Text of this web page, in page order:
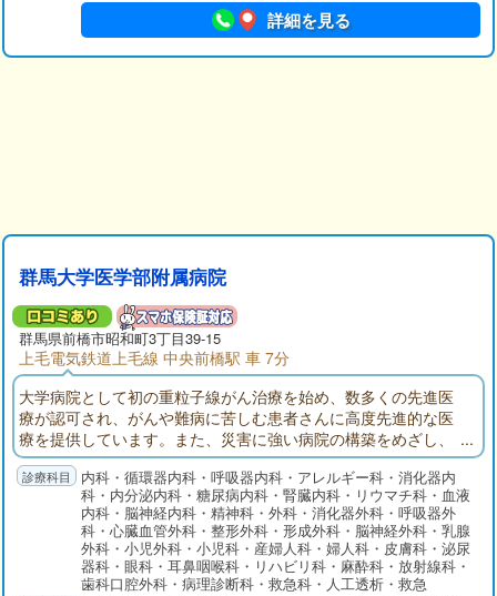
詳細を見る
群馬大学医学部附属病院
群馬県前橋市昭和町3丁目39-15
上毛電気鉄道上毛線 中央前橋駅 車 7分
大学病院として初の重粒子線がん治療を始め、数多くの先進医
療が認可され、がんや難病に苦しむ患者さんに高度先進的な医
療を提供しています。また、災害に強い病院の構築をめざし、
県より災害拠点病院に指定されました。受診される患者さんや
ご家族の方へ良質かつ快適な療養環境を提供できるよう、職員
教育の充実と施設・設備の整備に鋭意努めております。
内科・循環器内科・呼吸器内科・アレルギー科・消化器内
科・内分泌内科・糖尿病内科・腎臓内科・リウマチ科・血液
内科・脳神経内科・精神科・外科・消化器外科・呼吸器外
科・心臓血管外科・整形外科・形成外科・脳神経外科・乳腺
外科・小児外科・小児科・産婦人科・婦人科・皮膚科・泌尿
器科・眼科・耳鼻咽喉科・リハビリ科・麻酔科・放射線科・
歯科口腔外科・病理診断科・救急科・人工透析・救急